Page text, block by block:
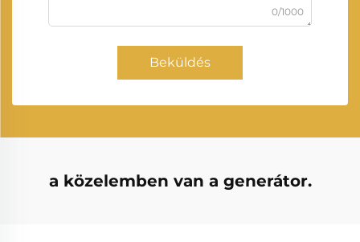
0/1000
Beküldés
a közelemben van a generátor.